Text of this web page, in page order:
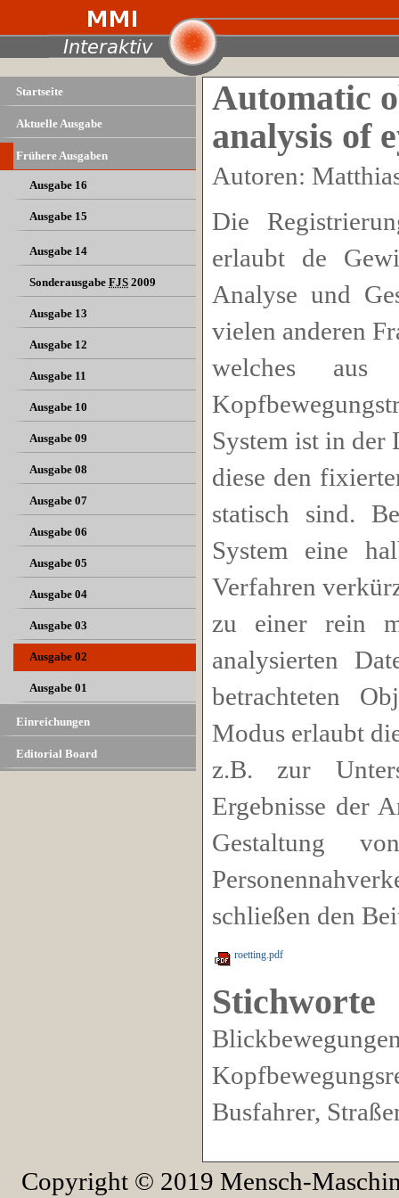
Startseite
Aktuelle Ausgabe
Frühere Ausgaben
Ausgabe 16
Ausgabe 15
Ausgabe 14
Sonderausgabe FJS 2009
Ausgabe 13
Ausgabe 12
Ausgabe 11
Ausgabe 10
Ausgabe 09
Ausgabe 08
Ausgabe 07
Ausgabe 06
Ausgabe 05
Ausgabe 04
Ausgabe 03
Ausgabe 02
Ausgabe 01
Einreichungen
Editorial Board
Automatic
analysis of
Autoren:
Die
erlaubt de
Analyse und
vielen anderen
welches aus
System ist in der
diese den
statisch sind.
System eine
Verfahren
zu einer rein
analysierten
betrachteten
Modus erlaubt
z.B. zur
Ergebnisse der
Gestaltung
schließen den
roetting.pdf
Stichworte
Busfahrer,
Copyright © 2019 Mensch-